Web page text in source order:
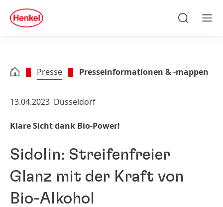
Zu Footer springen
quick
search
Presse Presseinformationen & -mappen
13.04.2023 Düsseldorf
Klare Sicht dank Bio-Power!
Sidolin: Streifenfreier
Glanz mit der Kraft von
Bio-Alkohol